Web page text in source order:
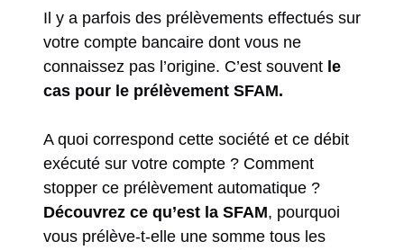
Il y a parfois des prélèvements effectués sur
votre compte bancaire dont vous ne
connaissez pas l’origine. C’est souvent le
cas pour le prélèvement SFAM.
A quoi correspond cette société et ce débit
exécuté sur votre compte ? Comment
stopper ce prélèvement automatique ?
Découvrez ce qu’est la SFAM, pourquoi
vous prélève-t-elle une somme tous les